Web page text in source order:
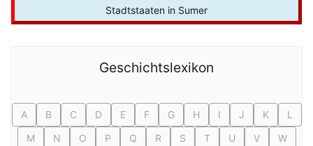
Stadtstaaten in Sumer
Geschichtslexikon
A B C D E F G H I J K
L
M
N O P Q R S T U V
W